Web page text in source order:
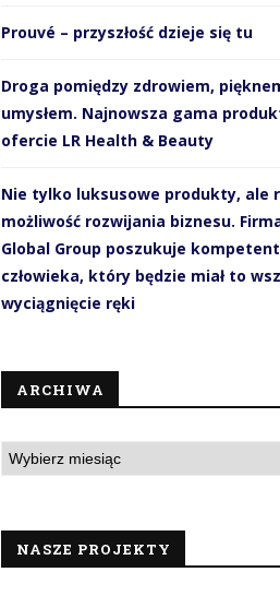
Prouvé – przyszłość dzieje się tu
Droga pomiędzy zdrowiem,
umysłem. Najnowsza gama
ofercie LR Health & Beauty
Nie tylko luksusowe produkty, ale
możliwość rozwijania biznesu.
Global Group poszukuje
człowieka, który będzie miał to
wyciągnięcie ręki
ARCHIWA
NASZE PROJEKTY